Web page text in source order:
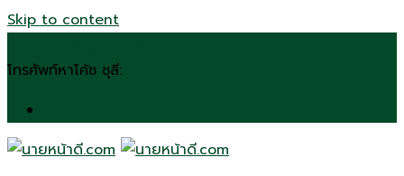
Skip to content
โทรศัพท์หาโค้ช ชุลี: